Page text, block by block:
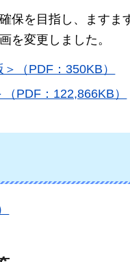
保を目指し、ます
を変更しました。
（PDF：350KB）
PDF：122,866KB）